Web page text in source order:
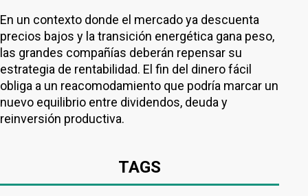
En un contexto donde el mercado ya descuenta
precios bajos y la transición energética gana peso,
las grandes compañías deberán repensar su
estrategia de rentabilidad. El fin del dinero fácil
obliga a un reacomodamiento que podría marcar un
nuevo equilibrio entre dividendos, deuda y
reinversión productiva.
TAGS